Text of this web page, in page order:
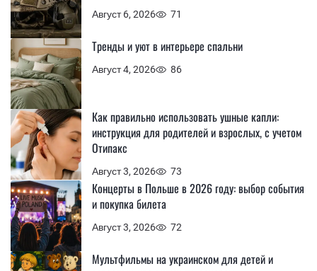
Август 6, 2026 71
Август 4, 2026 86
Тренды и уют в интерьере спальни
Август 3, 2026 73
Как правильно использовать ушные капли:
инструкция для родителей и взрослых, с учетом
Отипакс
Август 3, 2026 72
Концерты в Польше в 2026 году: выбор события
и покупка билета
Мультфильмы на украинском для детей и